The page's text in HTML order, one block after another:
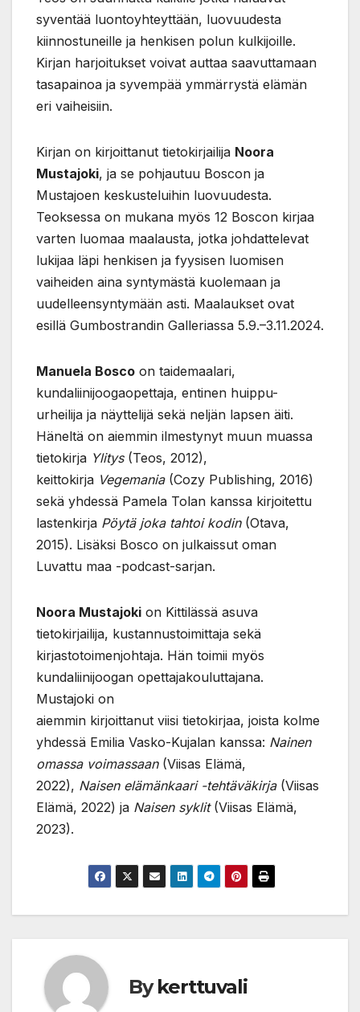
syventää luontoyhteyttään, luovuudesta
kiinnostuneille ja henkisen polun kulkijoille.
Kirjan harjoitukset voivat auttaa saavuttamaan
tasapainoa ja syvempää ymmärrystä elämän
eri vaiheisiin.
Kirjan on kirjoittanut tietokirjailija Noora
Mustajoki, ja se pohjautuu Boscon ja
Mustajoen keskusteluihin luovuudesta.
Teoksessa on mukana myös 12 Boscon kirjaa
varten luomaa maalausta, jotka johdattelevat
lukijaa läpi henkisen ja fyysisen luomisen
vaiheiden aina syntymästä kuolemaan ja
uudelleensyntymään asti. Maalaukset ovat
esillä Gumbostrandin Galleriassa 5.9.–3.11.2024.
Manuela Bosco on taidemaalari,
kundaliinijoogaopettaja, entinen huippu-
urheilija ja näyttelijä sekä neljän lapsen äiti.
Häneltä on aiemmin ilmestynyt muun muassa
tietokirja Ylitys(Teos, 2012),
keittokirja Vegemania(Cozy Publishing, 2016)
sekä yhdessä Pamela Tolan kanssa kirjoitettu
lastenkirja Pöytä joka tahtoi kodin(Otava,
2015). Lisäksi Bosco on julkaissut oman
Luvattu maa -podcast-sarjan.
Noora Mustajoki on Kittilässä asuva
tietokirjailija, kustannustoimittaja sekä
kirjastotoimenjohtaja. Hän toimii myös
kundaliinijoogan opettajakouluttajana.
Mustajoki on
aiemmin kirjoittanut viisi tietokirjaa, joista kolme
yhdessä Emilia Vasko-Kujalan kanssa: Nainen
omassa voimassaan(Viisas Elämä,
2022), Naisen elämänkaari -tehtäväkirja(Viisas
Elämä, 2022) ja Naisen syklit(Viisas Elämä,
2023).
Bykerttuvali